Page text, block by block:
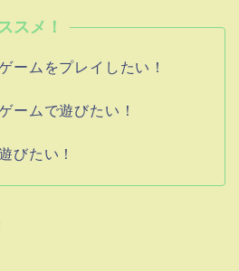
ームをプレイしたい！
ームで遊びたい！
びたい！